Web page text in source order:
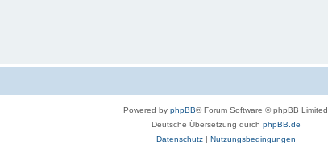
Powered by phpBB® Forum Software © phpBB Limited
Deutsche Übersetzung durch phpBB.de
Datenschutz| Nutzungsbedingungen